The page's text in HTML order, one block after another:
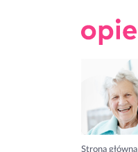
Strona główna